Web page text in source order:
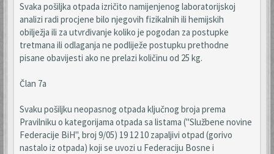
Svaka pošiljka otpada izričito namijenjenog laboratorijskoj
analizi radi procjene bilo njegovih fizikalnih ili hemijskih
obilježja ili za utvrđivanje koliko je pogodan za postupke
tretmana ili odlaganja ne podliježe postupku prethodne
pisane obavijesti ako ne prelazi količinu od 25 kg.
Član 7a
Svaku pošiljku neopasnog otpada ključnog broja prema
Pravilniku o kategorijama otpada sa listama ("Službene novine
Federacije BiH", broj 9/05) 19 12 10 zapaljivi otpad (gorivo
nastalo iz otpada) koji se uvozi u Federaciju Bosne i